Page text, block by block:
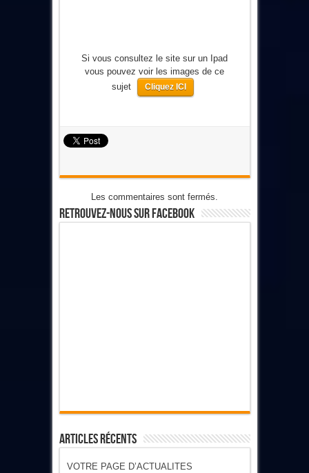
Si vous consultez le site sur un Ipad
vous pouvez voir les images de ce
sujet
Cliquez ICI
Les commentaires sont fermés.
Retrouvez-Nous Sur Facebook
Articles Récents
VOTRE PAGE D’ACTUALITES